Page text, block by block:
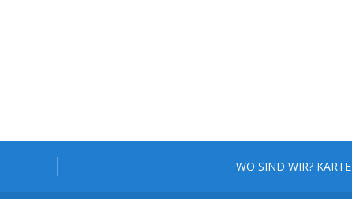
WO SIND WIR? KARTE